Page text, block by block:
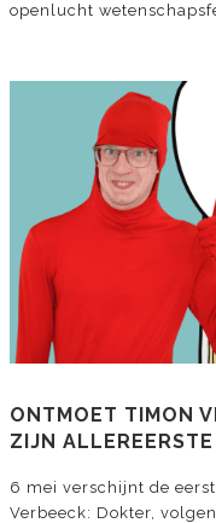
openlucht
ONTMOET TIMON
ZIJN
6 mei verschijnt de
Verbeeck: Dokter,